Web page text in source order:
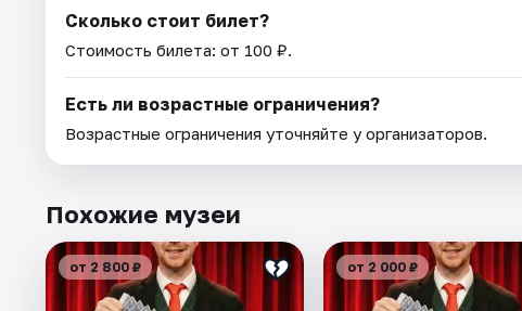
Сколько стоит билет?
Стоимость билета: от 100 ₽.
Есть ли возрастные ограничения?
Возрастные ограничения уточняйте у организаторов.
Похожие музеи
от 2 800 ₽ от 2 000 ₽